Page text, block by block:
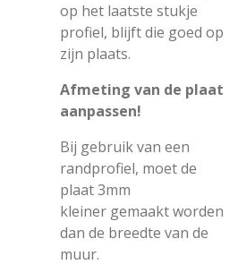
op het laatste stukje
profiel, blijft die goed op
zijn plaats.
Afmeting van de plaat
aanpassen!
Bij gebruik van een
randprofiel, moet de
plaat3mm
kleiner gemaakt worden
dan de breedte van de
muur.